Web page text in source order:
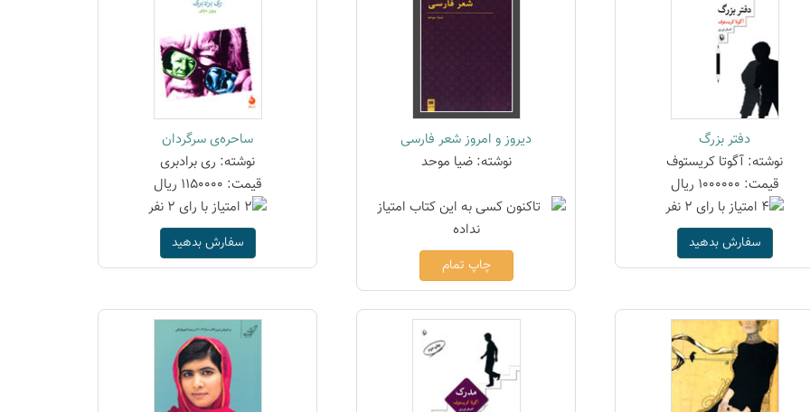
دفتر بزرگ
نوشته: آگوتا کریستوف
قیمت: 1000000 ریال
سفارش بدهید
دیروز و امروز شعر فارسی
نوشته: ضیا موحد
چاپ تمام
ساحره‌ی سرگردان
نوشته: ری برادبری
قیمت: 1150000 ریال
سفارش بدهید